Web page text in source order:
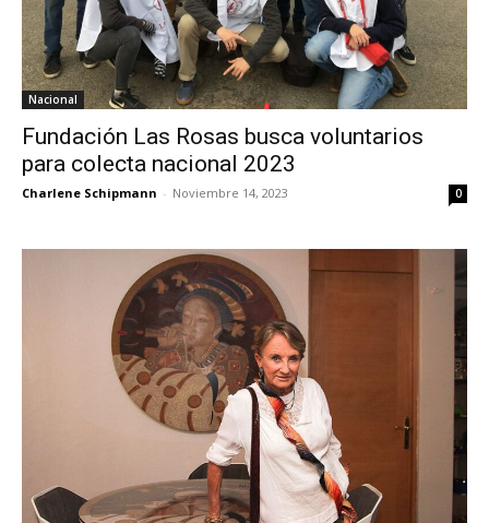
Nacional
Fundación Las Rosas busca voluntarios
para colecta nacional 2023
Charlene Schipmann - Noviembre 14, 2023 0